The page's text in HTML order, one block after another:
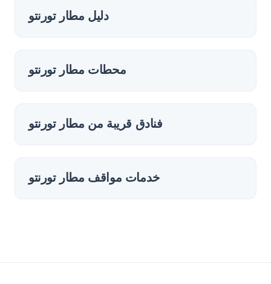
دليل مطار تورنتو
محطات مطار تورنتو
فنادق قريبة من مطار تورنتو
خدمات مواقف مطار تورنتو